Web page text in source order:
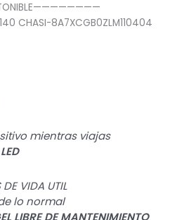
CHASI-8A7XCGB0ZLM110404
mientras viajas
VIDA UTIL
lo normal
LIBRE DE MANTENIMIENTO